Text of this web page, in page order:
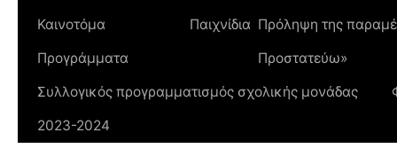
Καινοτόμα
Προγράμματα
Παιχνίδια Πρόληψη της
Προστατεύω»
Συλλογικός προγραμματισμός σχολικής μονάδας
2023-2024